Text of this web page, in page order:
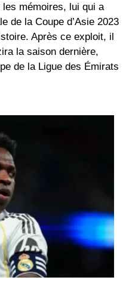
mémoires, lui qui a
de la Coupe d’Asie 2023
Après ce exploit, il
la saison dernière,
de la Ligue des Émirats